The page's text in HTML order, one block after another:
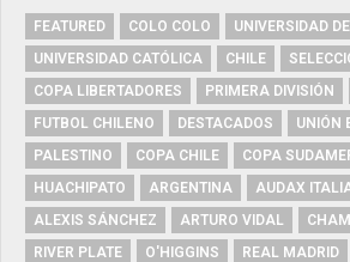
FEATURED COLO COLO
UNIVERSIDAD
UNIVERSIDAD CATÓLICA
CHILE
COPA LIBERTADORES
PRIMERA DIVISIÓN
FUTBOL CHILENO
DESTACADOS
UNIÓN
PALESTINO
COPA CHILE
COPA
HUACHIPATO
ARGENTINA
AUDAX
ALEXIS SÁNCHEZ
ARTURO VIDAL
RIVER PLATE
O'HIGGINS REAL MADRID